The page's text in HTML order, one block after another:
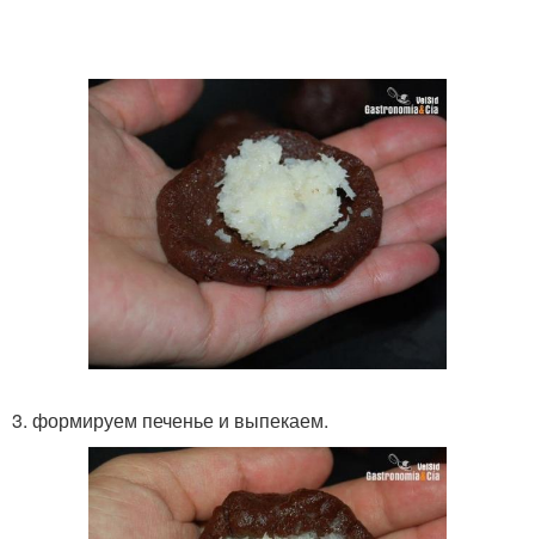
3. формируем печенье и выпекаем.